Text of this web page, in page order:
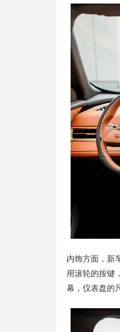
内饰方面，新
用滚轮的按键
幕，仪表盘的